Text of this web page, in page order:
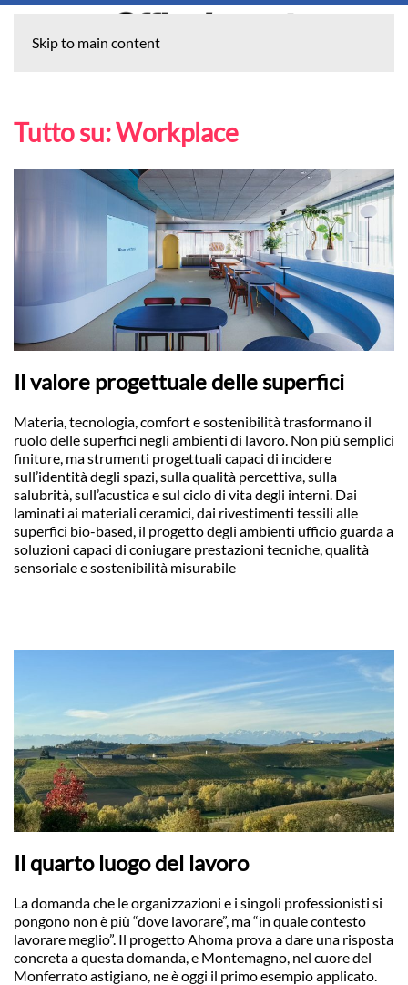
Skip to main content
Tutto su:Workplace
Il valore progettuale delle superfici
Materia, tecnologia, comfort e sostenibilità trasformano il
ruolo delle superfici negli ambienti di lavoro. Non più semplici
finiture, ma strumenti progettuali capaci di incidere
sull’identità degli spazi, sulla qualità percettiva, sulla
salubrità, sull’acustica e sul ciclo di vita degli interni. Dai
laminati ai materiali ceramici, dai rivestimenti tessili alle
superfici bio-based, il progetto degli ambienti ufficio guarda a
soluzioni capaci di coniugare prestazioni tecniche, qualità
sensoriale e sostenibilità misurabile
Il quarto luogo del lavoro
La domanda che le organizzazioni e i singoli professionisti si
pongono non è più “dove lavorare”, ma “in quale contesto
lavorare meglio”. Il progetto Ahoma prova a dare una risposta
concreta a questa domanda, e Montemagno, nel cuore del
Monferrato astigiano, ne è oggi il primo esempio applicato.